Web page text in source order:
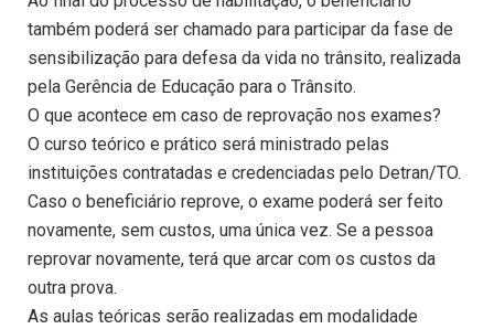
também poderá ser chamado para participar da fase de
sensibilização para defesa da vida no trânsito, realizada
pela Gerência de Educação para o Trânsito.
O que acontece em caso de reprovação nos exames?
O curso teórico e prático será ministrado pelas
instituições contratadas e credenciadas pelo Detran/TO.
Caso o beneficiário reprove, o exame poderá ser feito
novamente, sem custos, uma única vez. Se a pessoa
reprovar novamente, terá que arcar com os custos da
outra prova.
As aulas teóricas serão realizadas em modalidade